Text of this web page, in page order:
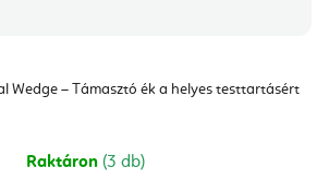
Wedge – Támasztó ék a helyes testtartásért
Raktáron (3 db)